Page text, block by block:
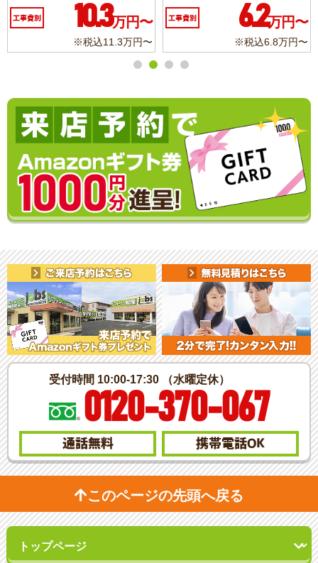
工事費別 10.3万円〜
※税込11.3万円〜
工事費別 6.2万円〜
※税込6.8万円〜
受付時間 10:00-17:30 （水曜定休）
0120-370-067
通話無料 携帯電話OK
このページの先頭へ戻る